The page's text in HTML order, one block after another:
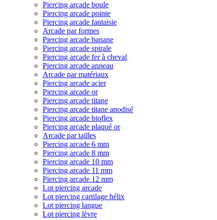
Piercing arcade boule
Piercing arcade pointe
Piercing arcade fantaisie
Arcade par formes
Piercing arcade banane
Piercing arcade spirale
Piercing arcade fer à cheval
Piercing arcade anneau
Arcade par matériaux
Piercing arcade acier
Piercing arcade or
Piercing arcade titane
Piercing arcade titane anodisé
Piercing arcade bioflex
Piercing arcade plaqué or
Arcade par tailles
Piercing arcade 6 mm
Piercing arcade 8 mm
Piercing arcade 10 mm
Piercing arcade 11 mm
Piercing arcade 12 mm
Lot piercing arcade
Lot piercing cartilage hélix
Lot piercing langue
Lot piercing lèvre